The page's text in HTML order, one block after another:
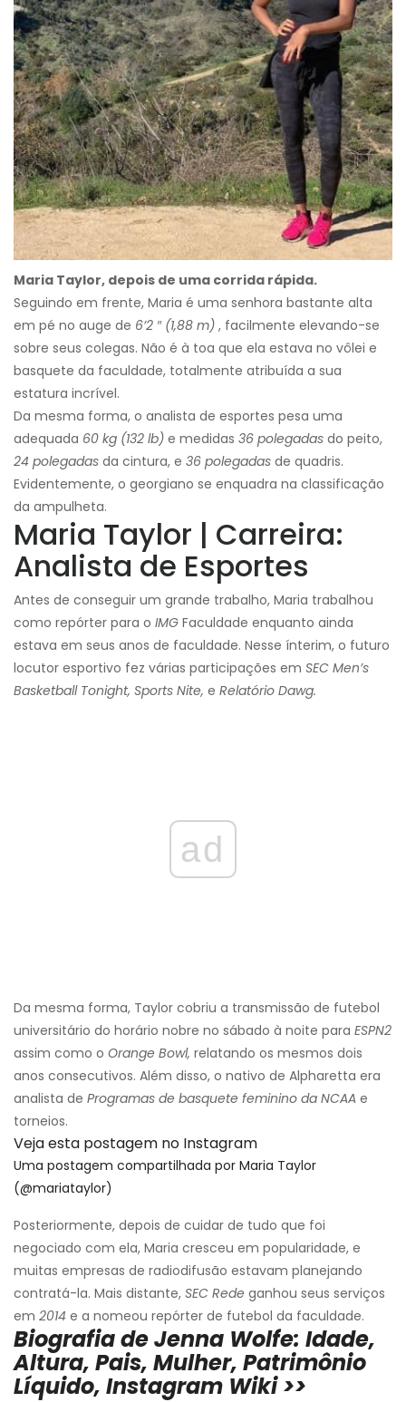
Maria Taylor, depois de uma corrida rápida.
Seguindo em frente, Maria é uma senhora bastante alta
em pé no auge de 6’2 ″ (1,88 m) , facilmente elevando-se
sobre seus colegas. Não é à toa que ela estava no vôlei e
basquete da faculdade, totalmente atribuída a sua
estatura incrível.
Da mesma forma, o analista de esportes pesa uma
adequada 60 kg (132 lb) e medidas 36 polegadas do peito,
24 polegadas da cintura, e 36 polegadas de quadris.
Evidentemente, o georgiano se enquadra na classificação
da ampulheta.
Maria Taylor | Carreira:
Analista de Esportes
Antes de conseguir um grande trabalho, Maria trabalhou
como repórter para o IMG Faculdade enquanto ainda
estava em seus anos de faculdade. Nesse ínterim, o futuro
locutor esportivo fez várias participações em SEC Men’s
Basketball Tonight, Sports Nite, e Relatório Dawg.
ad
Da mesma forma, Taylor cobriu a transmissão de futebol
universitário do horário nobre no sábado à noite para ESPN2
assim como o Orange Bowl, relatando os mesmos dois
anos consecutivos. Além disso, o nativo de Alpharetta era
analista de Programas de basquete feminino da NCAA e
torneios.
Veja esta postagem no Instagram
Uma postagem compartilhada por Maria Taylor
(@mariataylor)
Posteriormente, depois de cuidar de tudo que foi
negociado com ela, Maria cresceu em popularidade, e
muitas empresas de radiodifusão estavam planejando
contratá-la. Mais distante, SEC Rede ganhou seus serviços
em 2014 e a nomeou repórter de futebol da faculdade.
Biografia de Jenna Wolfe: Idade,
Altura, Pais, Mulher, Patrimônio
Líquido, Instagram Wiki >>